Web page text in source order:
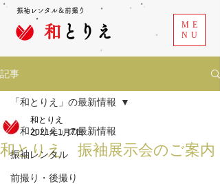
振袖レンタル＆前撮り
和 とりえ
ME
NU
記事
「和とりえ」の最新情報
振袖レンタル
前撮り・後撮り
「和とりえ」の最新情報
和とりえ 振袖展示会のご案内
和とりえ
2021年1月7日